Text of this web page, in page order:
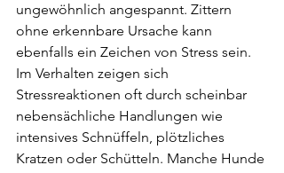
ungewöhnlich angespannt. Zittern
ohne erkennbare Ursache kann
ebenfalls ein Zeichen von Stress sein.
Im Verhalten zeigen sich
Stressreaktionen oft durch scheinbar
nebensächliche Handlungen wie
intensives Schnüffeln, plötzliches
Kratzen oder Schütteln. Manche Hunde